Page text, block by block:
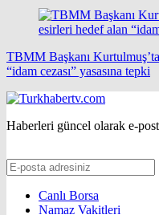
TBMM Başkanı
“idam cezası” yasasına tepki
Haberleri güncel olarak e-
Canlı Borsa
Namaz Vakitleri